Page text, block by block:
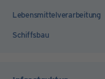
Lebensmittelverarbeitung
Schiffsbau